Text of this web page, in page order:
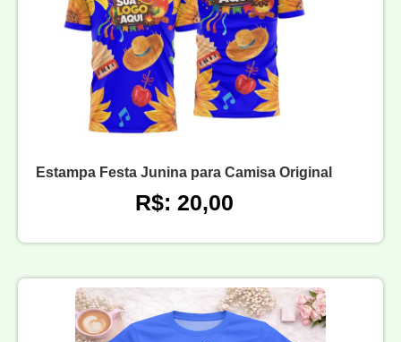
Estampa Festa Junina para Camisa Original
R$: 20,00